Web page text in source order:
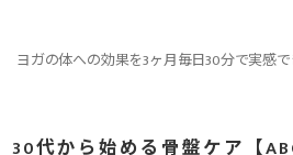
ヨガの体への効果を3ヶ月毎日30分で実感
30代から始める骨盤ケア【